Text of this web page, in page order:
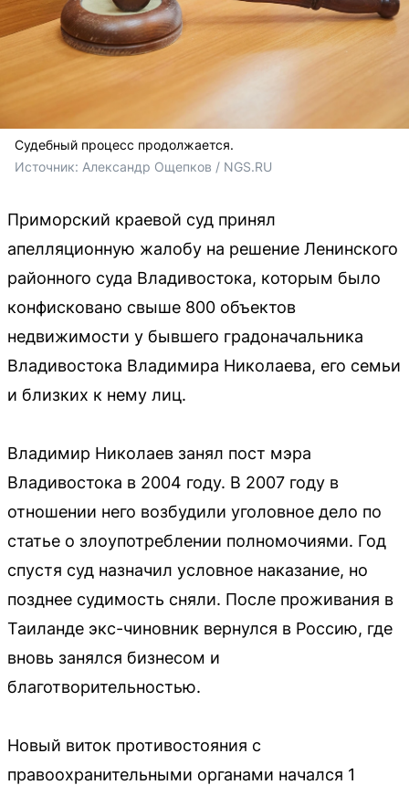
Судебный процесс продолжается.
Источник: Александр Ощепков / NGS.RU
Приморский краевой суд принял
апелляционную жалобу на решение Ленинского
районного суда Владивостока, которым было
конфисковано свыше 800 объектов
недвижимости у бывшего градоначальника
Владивостока Владимира Николаева, его семьи
и близких к нему лиц.
Владимир Николаев занял пост мэра
Владивостока в 2004 году. В 2007 году в
отношении него возбудили уголовное дело по
статье о злоупотреблении полномочиями. Год
спустя суд назначил условное наказание, но
позднее судимость сняли. После проживания в
Таиланде экс-чиновник вернулся в Россию, где
вновь занялся бизнесом и
благотворительностью.
Новый виток противостояния с
правоохранительными органами начался 1